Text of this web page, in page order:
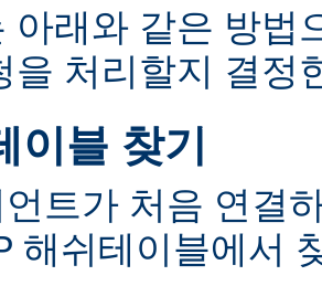
아래와 같은 방법
을 처리할지 결정
이블 찾기
트가 처음 연결
해쉬테이블에서